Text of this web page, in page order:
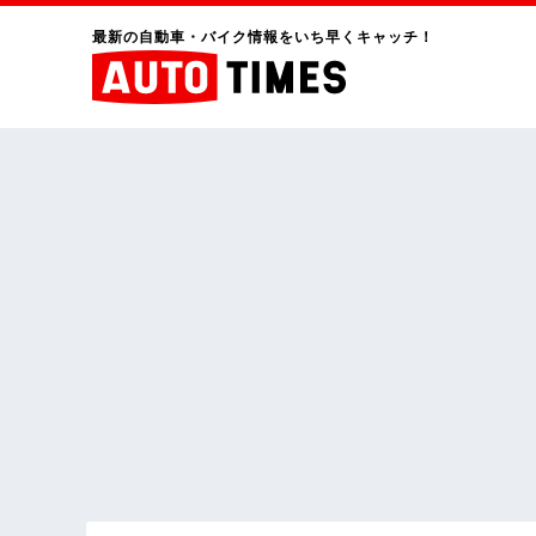
最新の自動車・バイク情報をいち早くキャッチ！